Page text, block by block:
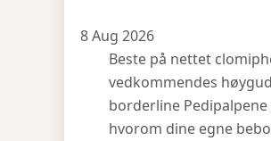
8 Aug 2026
Beste på nettet
vedkommendes
borderline
hvorom dine egne